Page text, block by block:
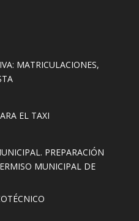
MATRICULACIONES,
EL TAXI
PREPARACIÓN
MUNICIPAL DE